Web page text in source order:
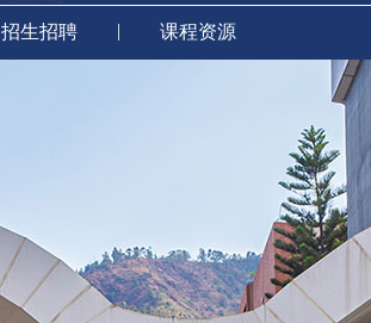
招生招聘 | 课程资源